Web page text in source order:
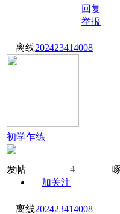
回复
举报
离线202423414008
初学乍练
发帖 4
加关注
离线202423414008